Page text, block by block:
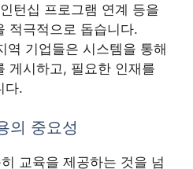
턴십 프로그램 연계 등을
적극적으로 돕습니다.
역 기업들은 시스템을 통해
게시하고, 필요한 인재를
다.
의 중요성
교육을 제공하는 것을 넘